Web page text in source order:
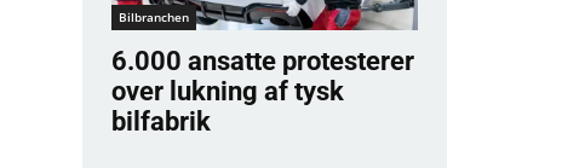
Bilbranchen
6.000 ansatte protesterer
over lukning af tysk
bilfabrik